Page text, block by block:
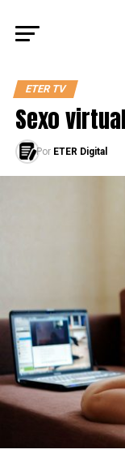
ETER TV
Sexo
Por ETER Digital